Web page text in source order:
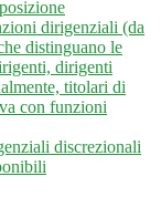
dirigenziali (da
distinguano le
dirigenti
titolari di
con funzioni
discrezionali